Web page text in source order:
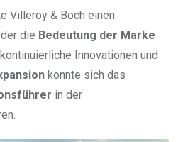
Villeroy & Boch einen
die Bedeutung der Marke
Innovationen und
konnte sich das
in der